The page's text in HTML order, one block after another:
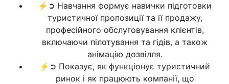
⚡➲ Навчання формує навички підготовки
туристичної пропозиції та її продажу,
професійного обслуговування клієнтів,
включаючи пілотування та гідів, а також
анімацію дозвілля.
⚡➲ Показує, як функціонує туристичний
ринок і як працюють компанії, що